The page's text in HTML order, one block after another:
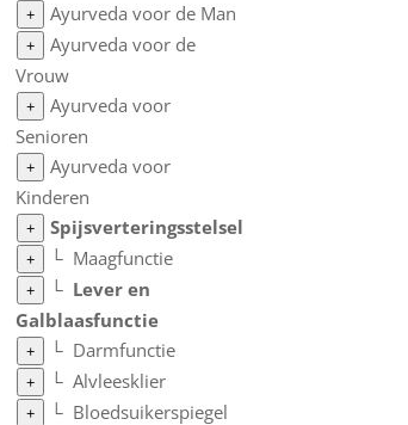
+ Ayurveda voor de Man
+
Ayurveda voor de
Vrouw
+
Ayurveda voor
Senioren
+
Ayurveda voor
Kinderen
+ Spijsverteringsstelsel
+ └ Maagfunctie
+ └ Lever en
Galblaasfunctie
+ └ Darmfunctie
+ └Alvleesklier
+ └ Bloedsuikerspiegel